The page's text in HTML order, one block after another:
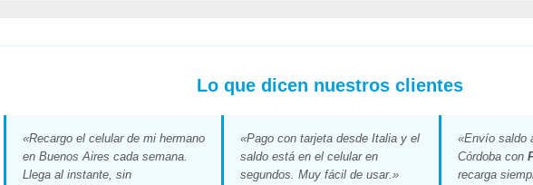
Lo que dicen nuestros clientes
«Recargo el celular de mi hermano
en Buenos Aires cada semana.
Llega al instante, sin
«Pago con tarjeta desde Italia y el
saldo está en el celular en
segundos. Muy fácil de usar.»
«Envío saldo
Córdoba con
recarga